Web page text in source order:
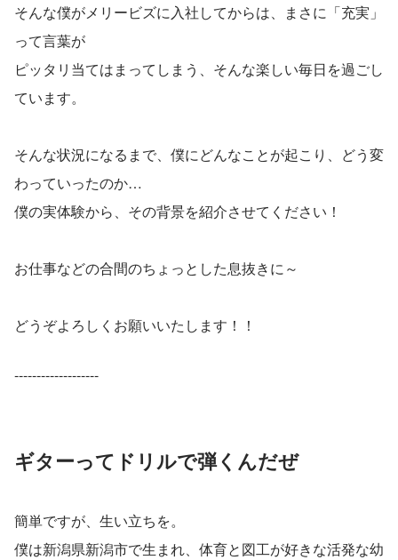
そんな僕がメリービズに入社してからは、まさに「充実」
って言葉が
ピッタリ当てはまってしまう、そんな楽しい毎日を過ごし
ています。
そんな状況になるまで、僕にどんなことが起こり、どう変
わっていったのか…
僕の実体験から、その背景を紹介させてください！
お仕事などの合間のちょっとした息抜きに～
どうぞよろしくお願いいたします！！
-------------------
ギターってドリルで弾くんだぜ
簡単ですが、生い立ちを。
僕は新潟県新潟市で生まれ、体育と図工が好きな活発な幼